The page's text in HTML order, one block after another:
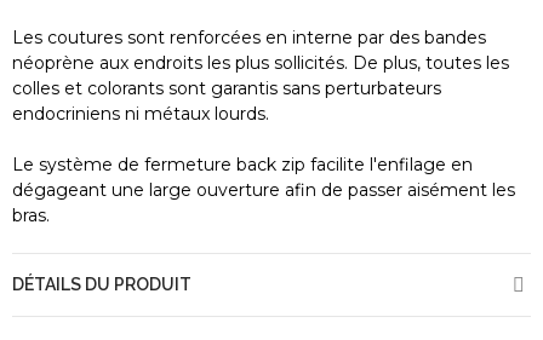
Les coutures sont renforcées en interne par des bandes
néoprène aux endroits les plus sollicités. De plus, toutes les
colles et colorants sont garantis sans perturbateurs
endocriniens ni métaux lourds.
Le système de fermeture back zip facilite l'enfilage en
dégageant une large ouverture afin de passer aisément les
bras.
DÉTAILS DU PRODUIT